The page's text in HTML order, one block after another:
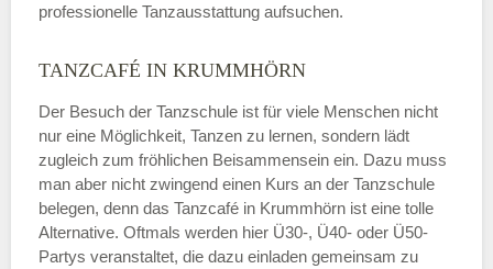
professionelle Tanzausstattung aufsuchen.
TANZCAFÉ IN KRUMMHÖRN
Der Besuch der Tanzschule ist für viele Menschen nicht
nur eine Möglichkeit, Tanzen zu lernen, sondern lädt
zugleich zum fröhlichen Beisammensein ein. Dazu muss
man aber nicht zwingend einen Kurs an der Tanzschule
belegen, denn das Tanzcafé in Krummhörn ist eine tolle
Alternative. Oftmals werden hier Ü30-, Ü40- oder Ü50-
Partys veranstaltet, die dazu einladen gemeinsam zu